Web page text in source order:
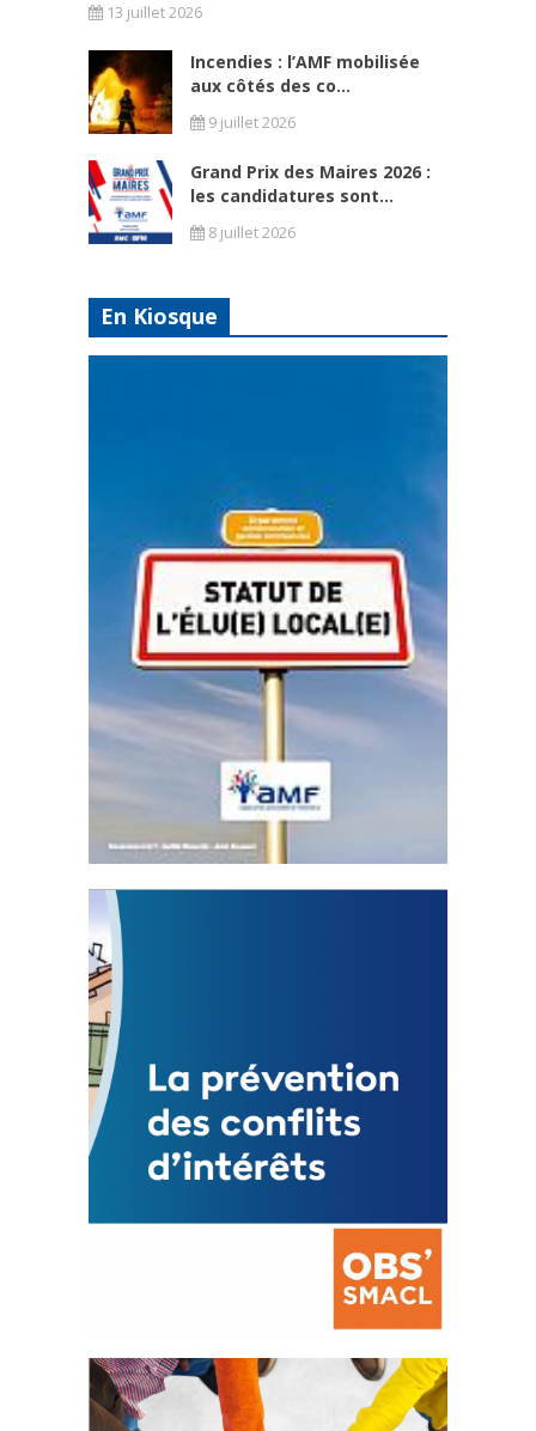
13 juillet 2026
Incendies : l’AMF mobilisée
aux côtés des co...
9 juillet 2026
Grand Prix des Maires 2026 :
les candidatures sont...
8 juillet 2026
En Kiosque
Statut de l’élu local
3 avril 2024
Mise à jour avril 2024
FEUILLETER
La prévention des conflits
d’intérêts
18 septembre 2023